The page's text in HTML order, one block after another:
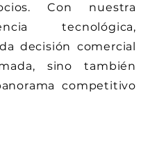
Con nuestra
tecnológica,
decisión comercial
sino también
competitivo